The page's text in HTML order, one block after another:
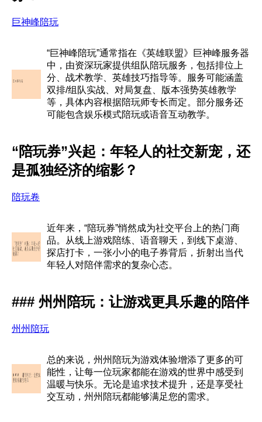
巨神峰陪玩
“巨神峰陪玩”通常指在《英雄联盟》巨神峰服务器
中，由资深玩家提供组队陪玩服务，包括排位上
分、战术教学、英雄技巧指导等。服务可能涵盖
双排/组队实战、对局复盘、版本强势英雄教学
等，具体内容根据陪玩师专长而定。部分服务还
可能包含娱乐模式陪玩或语音互动教学。
“陪玩券”兴起：年轻人的社交新宠，还
是孤独经济的缩影？
陪玩卷
近年来，“陪玩券”悄然成为社交平台上的热门商
品。从线上游戏陪练、语音聊天，到线下桌游、
探店打卡，一张小小的电子券背后，折射出当代
年轻人对陪伴需求的复杂心态。
### 州州陪玩：让游戏更具乐趣的陪伴
州州陪玩
总的来说，州州陪玩为游戏体验增添了更多的可
能性，让每一位玩家都能在游戏的世界中感受到
温暖与快乐。无论是追求技术提升，还是享受社
交互动，州州陪玩都能够满足您的需求。